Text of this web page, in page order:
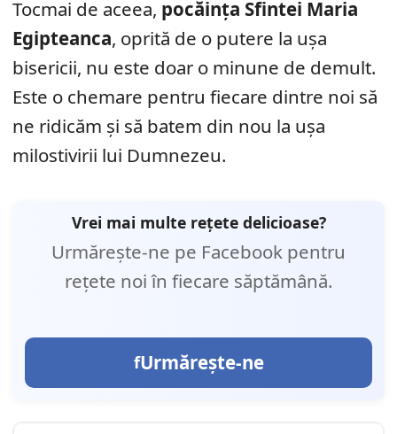
Tocmai de aceea, pocăința Sfintei Maria
Egipteanca, oprită de o putere la ușa
bisericii, nu este doar o minune de demult.
Este o chemare pentru fiecare dintre noi să
ne ridicăm și să batem din nou la ușa
milostivirii lui Dumnezeu.
Vrei mai multe rețete delicioase?
Urmărește-ne pe Facebook pentru
rețete noi în fiecare săptămână.
Urmărește-ne